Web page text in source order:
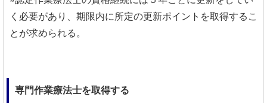
く必要があり、期限内に所定の更新ポイントを取得するこ
とが求められる。
専門作業療法士を取得する